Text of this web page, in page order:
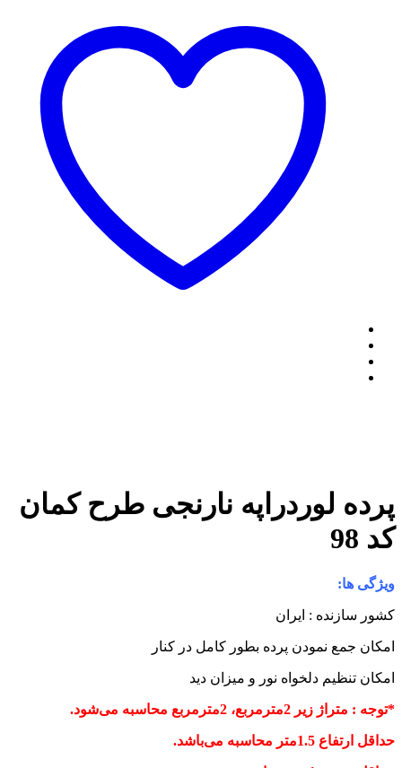
لوردراپه نارنجی طرح کمان
98
ها:
سازنده : ایران
جمع نمودن پرده بطور کامل در کنار
تنظیم دلخواه نور و میزان دید
: متراژ زیر 2مترمربع، 2مترمربع محاسبه می‌شود.
ارتفاع 1.5متر محاسبه می‌باشد.